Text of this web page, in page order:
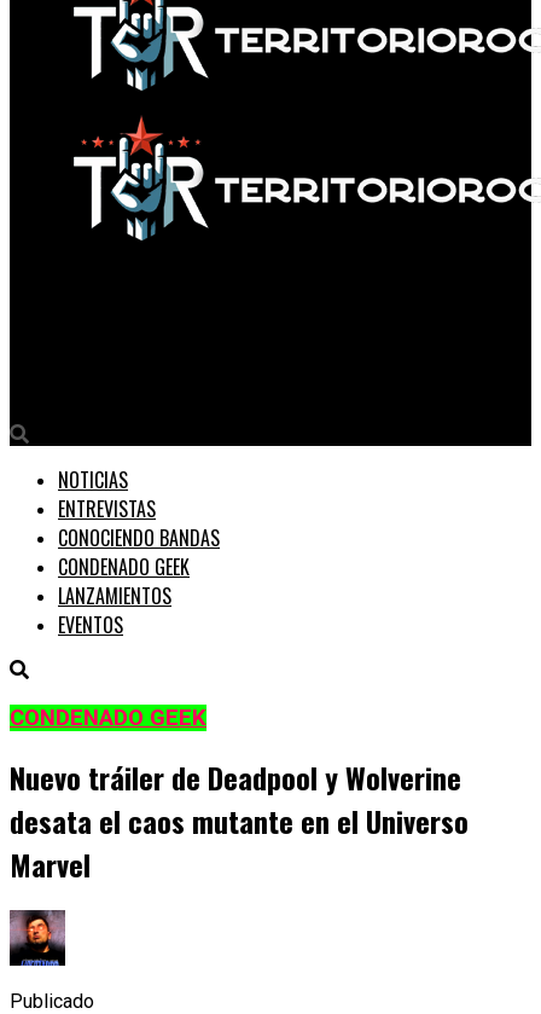
NOTICIAS
ENTREVISTAS
CONOCIENDO BANDAS
CONDENADO GEEK
LANZAMIENTOS
EVENTOS
CONDENADO GEEK
Nuevo tráiler de Deadpool y Wolverine
desata el caos mutante en el Universo
Marvel
Publicado